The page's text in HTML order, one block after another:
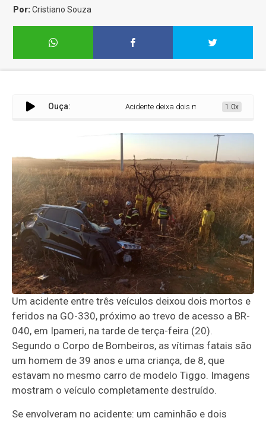
Por:Cristiano Souza
Ouça: Acidente deixa dois mortos e sete feridos na
1.0x
Um acidente entre três veículos deixou dois mortos e
feridos na GO-330, próximo ao trevo de acesso a BR-
040, em Ipameri, na tarde de terça-feira (20).
Segundo o Corpo de Bombeiros, as vítimas fatais são
um homem de 39 anos e uma criança, de 8, que
estavam no mesmo carro de modelo Tiggo. Imagens
mostram o veículo completamente destruído.
Se envolveram no acidente: um caminhão e dois